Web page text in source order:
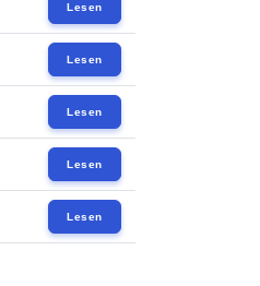
Lesen
Lesen
Lesen
Lesen
Lesen